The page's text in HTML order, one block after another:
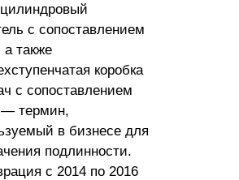
с сопоставлением
а также
коробка
с сопоставлением
— термин,
в бизнесе для
подлинности.
с 2014 по 2016